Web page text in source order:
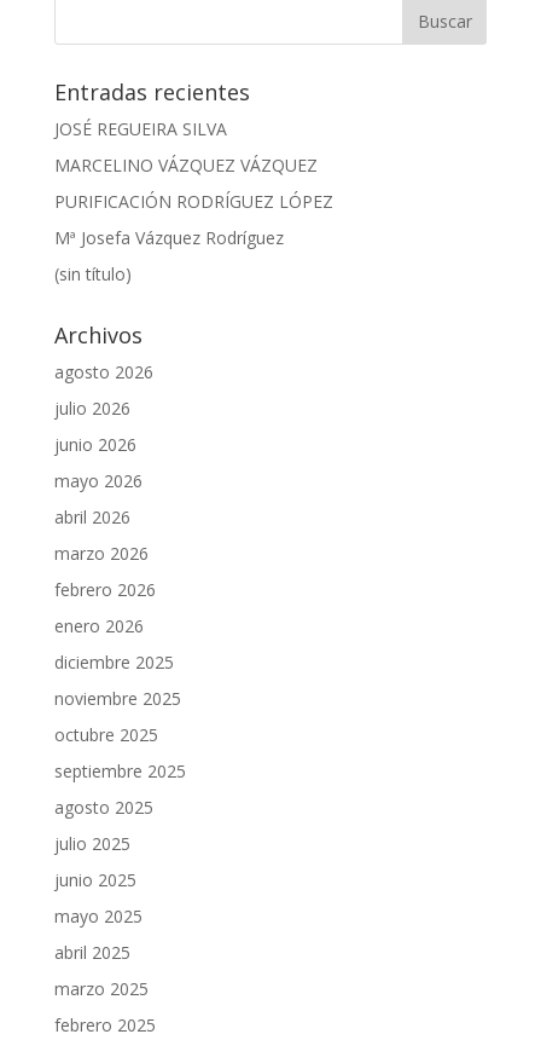
Entradas recientes
JOSÉ REGUEIRA SILVA
MARCELINO VÁZQUEZ VÁZQUEZ
PURIFICACIÓN RODRÍGUEZ LÓPEZ
Mª Josefa Vázquez Rodríguez
(sin título)
Archivos
agosto 2026
julio 2026
junio 2026
mayo 2026
abril 2026
marzo 2026
febrero 2026
enero 2026
diciembre 2025
noviembre 2025
octubre 2025
septiembre 2025
agosto 2025
julio 2025
junio 2025
mayo 2025
abril 2025
marzo 2025
febrero 2025